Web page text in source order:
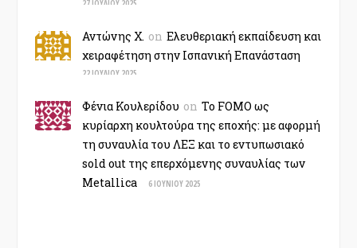
27 ΙΟΥΛΊΟΥ 2025
Αντώνης Χ. on Ελευθεριακή εκπαίδευση και
χειραφέτηση στην Ισπανική Επανάσταση
22 ΙΟΥΛΊΟΥ 2025
Φένια Κουλερίδου on Το FOMO ως
κυρίαρχη κουλτούρα της εποχής: με αφορμή
τη συναυλία του ΛΕΞ και το εντυπωσιακό
sold out της επερχόμενης συναυλίας των
Metallica
6 ΙΟΥΝΊΟΥ 2025